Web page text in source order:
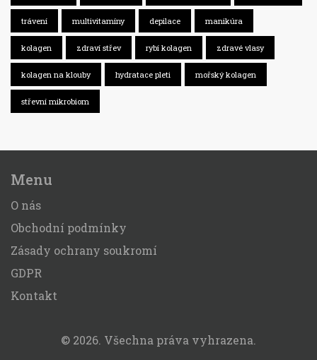
trávení multivitamíny depilace manikúra
kolagen zdraví střev rybí kolagen zdravé vlasy
kolagen na klouby hydratace pleti mořský kolagen
střevní mikrobiom
Menu
O nás
Obchodní podmínky
Zásady ochrany soukromí
GDPR
Kontakt
© 2026. Všechna práva vyhrazena.